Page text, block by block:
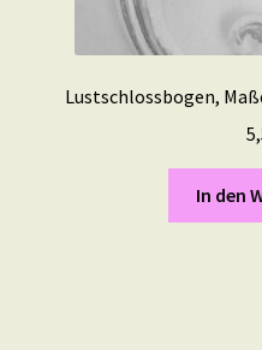
Lustschlossbogen,
In den